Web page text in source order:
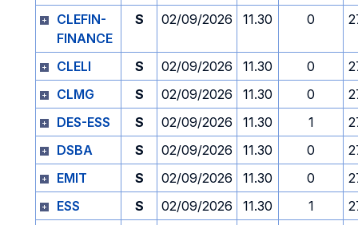
CLEFIN-
FINANCE
S 02/09/2026 11.30 0
CLELI S 02/09/2026 11.30 0
CLMG
S 02/09/2026 11.30 0
DES-ESS
S 02/09/2026 11.30 1
DSBA
S 02/09/2026 11.30 0
EMIT
S 02/09/2026 11.30 0
ESS
S 02/09/2026 11.30 1